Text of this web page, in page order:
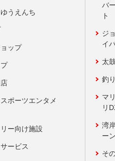
うえんち
ップ
ポーツエンタメ
ー向け施設
ービス
バ
ト
ジ
イ
太
釣
マ
リ
湾
ー
そ